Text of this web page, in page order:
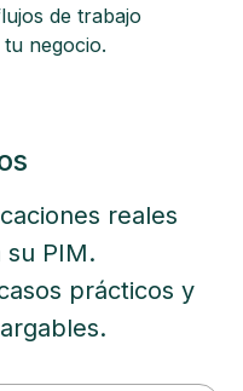
de trabajo
negocio.
reales
su PIM.
prácticos y